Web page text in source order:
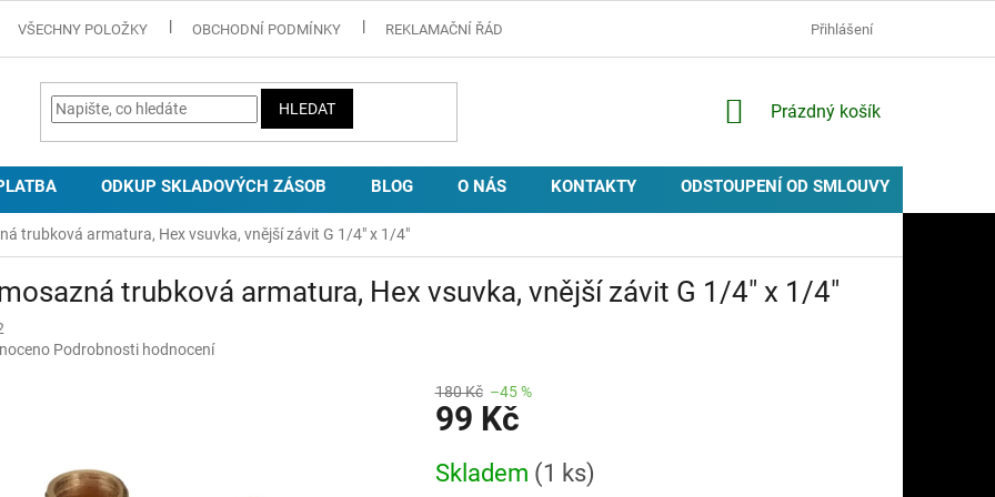
VŠECHNY POLOŽKY OBCHODNÍ PODMÍNKY REKLAMAČNÍ ŘÁD ZÁSADY POUŽÍVÁNÍ COOKIES
Přihlášení
HLEDAT
NÁKUPNÍ
Prázdný košík
ODKUP SKLADOVÝCH ZÁSOB BLOG O NÁS KONTAKTY ODSTOUPENÍ OD SMLOUVY
trubková armatura, Hex vsuvka, vnější závit G 1/4" x 1/4"
trubková armatura, Hex vsuvka, vnější závit G 1/4" x 1/4"
Podrobnosti hodnocení
180 Kč –45 %
99 Kč
cena:
Skladem (1 ks)